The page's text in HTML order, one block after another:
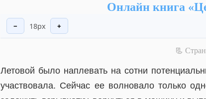
Онлайн книга
− 18px +
📃
Летовой было наплевать на сотни
участвовала. Сейчас ее волновало только